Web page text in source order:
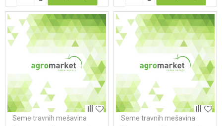
Seme travnih mešavina
Seme travnih mešavina